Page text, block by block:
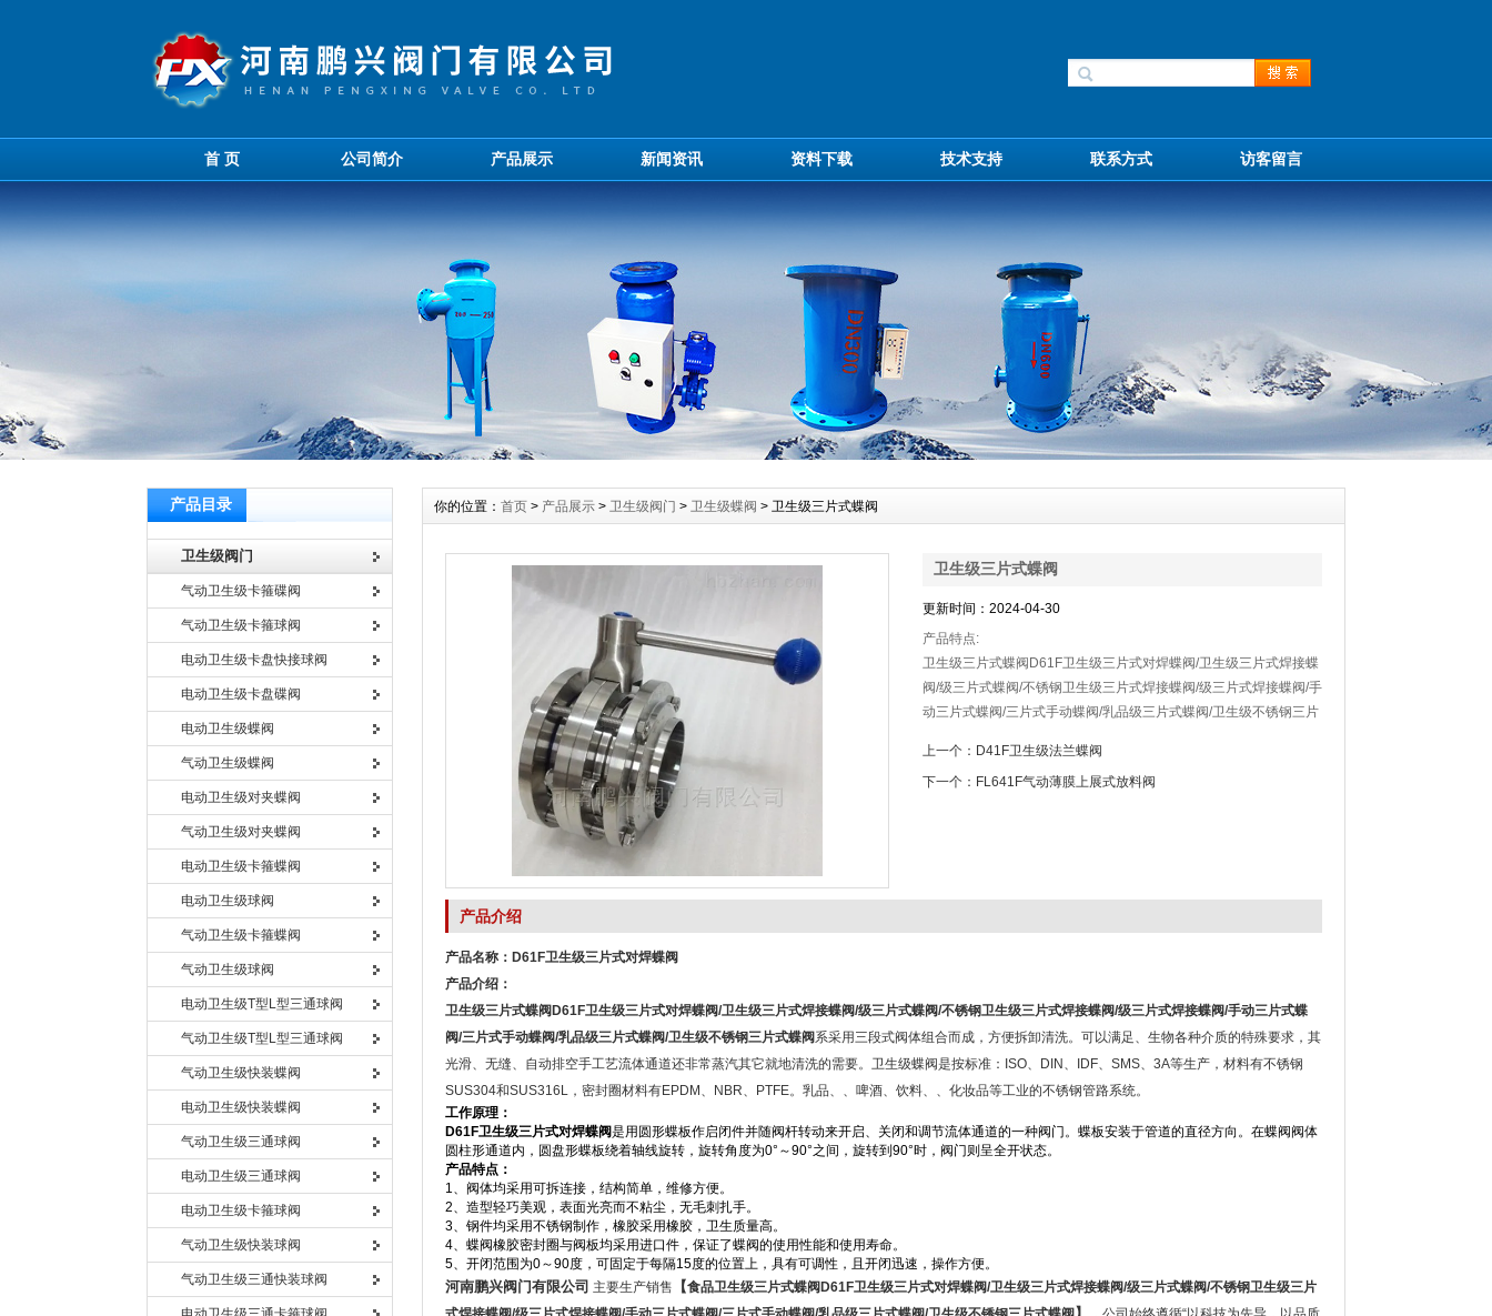
首 页 公司简介 产品展示 新闻资讯 资料下载 技术支持 联系方式 访客留言
产品目录
卫生级阀门
气动卫生级卡箍碟阀
气动卫生级卡箍球阀
电动卫生级卡盘快接球阀
电动卫生级卡盘碟阀
电动卫生级蝶阀
气动卫生级蝶阀
电动卫生级对夹蝶阀
气动卫生级对夹蝶阀
电动卫生级卡箍蝶阀
电动卫生级球阀
气动卫生级卡箍蝶阀
气动卫生级球阀
电动卫生级T型L型三通球阀
气动卫生级T型L型三通球阀
气动卫生级快装蝶阀
电动卫生级快装蝶阀
气动卫生级三通球阀
电动卫生级三通球阀
电动卫生级卡箍球阀
气动卫生级快装球阀
气动卫生级三通快装球阀
你的位置： 首页 > 产品展示 > 卫生级阀门 > 卫生级蝶阀 > 卫生级三片式蝶阀
卫生级三片式蝶阀
更新时间：2024-04-30
产品特点:
​卫生级三片式蝶阀D61F卫生级三片式对焊蝶阀/卫生级三片式焊接蝶
阀/级三片式蝶阀/不锈钢卫生级三片式焊接蝶阀/级三片式焊接蝶阀/手
动三片式蝶阀/三片式手动蝶阀/乳品级三片式蝶阀/卫生级不锈钢三片
上一个： D41F卫生级法兰蝶阀
下一个： FL641F气动薄膜上展式放料阀
产品介绍
产品名称： D61F卫生级三片式对焊蝶阀
产品介绍：
卫生级三片式蝶阀 D61F卫生级三片式对焊蝶阀/卫生级三片式焊接蝶阀/级三片式蝶阀/不锈钢卫生级三片式焊接蝶阀/级三片式焊接蝶阀/手动三片式蝶
阀/三片式手动蝶阀/乳品级三片式蝶阀/卫生级不锈钢三片式蝶阀 系采用三段式阀体组合而成，方便拆卸清洗。可以满足、生物各种介质的特殊要求，其
光滑、无缝、自动排空手工艺流体通道还非常蒸汽其它就地清洗的需要。卫生级蝶阀是按标准：ISO、DIN、IDF、SMS、3A等生产，材料有不锈钢
SUS304和SUS316L，密封圈材料有EPDM、NBR、PTFE。乳品、、啤酒、饮料、、化妆品等工业的不锈钢管路系统。
工作原理：
D61F卫生级三片式对焊蝶阀是用圆形蝶板作启闭件并随阀杆转动来开启、关闭和调节流体通道的一种阀门。蝶板安装于管道的直径方向。在蝶阀阀体
圆柱形通道内，圆盘形蝶板绕着轴线旋转，旋转角度为0°～90°之间，旋转到90°时，阀门则呈全开状态。
产品特点：
1、阀体均采用可拆连接，结构简单，维修方便。
2、造型轻巧美观，表面光亮而不粘尘，无毛刺扎手。
3、钢件均采用不锈钢制作，橡胶采用橡胶，卫生质量高。
4、蝶阀橡胶密封圈与阀板均采用进口件，保证了蝶阀的使用性能和使用寿命。
5、开闭范围为0～90度，可固定于每隔15度的位置上，具有可调性，且开闭迅速，操作方便。
河南鹏兴阀门有限公司 主要生产销售 【食品卫生级三片式蝶阀 D61F卫生级三片式对焊蝶阀/卫生级三片式焊接蝶阀/级三片式蝶阀/不锈钢卫生级三片